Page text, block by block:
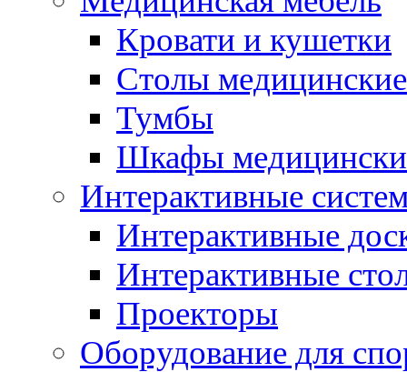
Кровати и кушетки
Столы медицинские
Тумбы
Шкафы
Интерактивные
Интерактивные
Интерактивные
Проекторы
Оборудование для